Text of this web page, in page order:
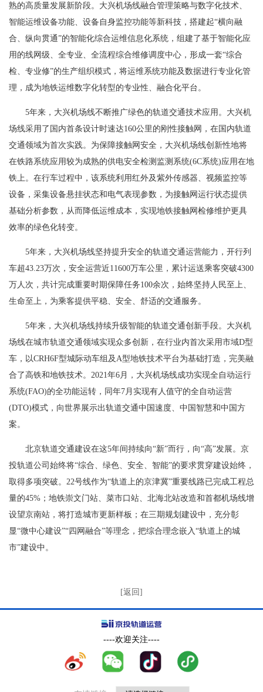
熟的高质量发展新阶段。大兴机场线融合管理策略与数字化技术、
智能运维设备功能、设备自身监控功能等新科技，搭建起“横向融
合、纵向贯通”的智能化综合运维信息化系统，组建了基于智能化应
用的线网级、全专业、全流程综合维修调度中心，形成一套“综合
检、专业修”的生产组织模式，将运维系统功能及数据进行专业化管
理，成为地铁运维数字化转型的专业性、融合化平台。
5年来，大兴机场线不断推广绿色的轨道交通技术应用。大兴机
场线采用了国内首条设计时速达160公里的刚性接触网，在国内轨道
交通领域为首次实践。为保障接触网安全，大兴机场线创新性地将
在铁路系统应用较为成熟的供电安全检测监测系统(6C系统)应用在地
铁上。在行车过程中，该系统利用红外及紫外传感器、视频监控等
设备，采集设备悬挂状态和电气表现参数，为接触网运行状态提供
基础分析参数，从而降低运维成本，实现地铁接触网检修维护更具
效率的绿色化转变。
5年来，大兴机场线坚持提升安全的轨道交通运营能力，开行列
车超43.23万次，安全运营近11600万车公里，累计运送乘客突破4300
万人次，共计完成重要时期保障任务100余次，始终坚持人民至上、
生命至上，为乘客提供平稳、安全、舒适的交通服务。
5年来，大兴机场线持续升级智能的轨道交通创新手段。大兴机
场线在城市轨道交通领域实现众多创新，在行业内首次采用市域D型
车，以CRH6F型城际动车组及A型地铁技术平台为基础打造，完美融
合了高铁和地铁技术。2021年6月，大兴机场线成功实现全自动运行
系统(FAO)的全功能运转，同年7月实现有人值守的全自动运营
(DTO)模式，向世界展示出轨道交通中国速度、中国智慧和中国方
案。
北京轨道交通建设在这5年间持续向“新”而行，向“高”发展。京
投轨道公司始终将“综合、绿色、安全、智能”的要求贯穿建设始终，
取得多项突破。22号线作为“轨道上的京津冀”重要线路已完成工程总
量的45%；地铁崇文门站、菜市口站、北海北站改造和首都机场线增
设望京南站，将打造城市更新样板；在三期规划建设中，充分彰
显“微中心建设”“四网融合”等理念，把综合理念嵌入“轨道上的城
市”建设中。
[返回]
----欢迎关注----